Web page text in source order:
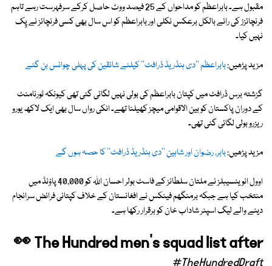
مقبول ہے۔ بابراعظم کو مداحواں کے 25 فیصد ووٹ حاصل کرکے سرفہرست رہے تاہم
فرنچائزز کی رائے بالکل برعکس نکلی اور بابراعظم کو اس سال بھی کسی فرنچائز نے پِک
نہیں کیا۔
مزید پڑھیں:بابراعظم ''دی ہنڈریڈ ڈرافٹ'' کیلئے شائقین کی پہلی چوائس بن گئے
گزشتہ برس ڈرافٹ میں کپتان بابراعظم کی بولی نہیں لگائی گئی تھی کیونکہ ٹورنامنٹ
کے دوران پاکستان کو بین الاقوامی میچز کھیلنا تھے۔ انکی رواں سال بھی ایک لاکھ یورو
ریزرو بولی لگائی گئی تھی۔
مزید پڑھیں:بابر، رضوان اور شاہین ''دی ہنڈریڈ ڈرافٹ'' کا حصہ ہوں گے
اوول انوینسیبلز نے ملتان سلطانز کے فاسٹ بولر احسان اللہ کو 40,000 پاؤنڈ میں
منتخب کیا ہے جبکہ برمنگھم فینکس نے افغانستان کے خلاف کپتانی فرائض سرانجام
دینے والے لیگ اسپنر شاداب خان کو برقرار رکھا ہے۔
👀 The Hundred men's squad list after
#TheHundredDraft